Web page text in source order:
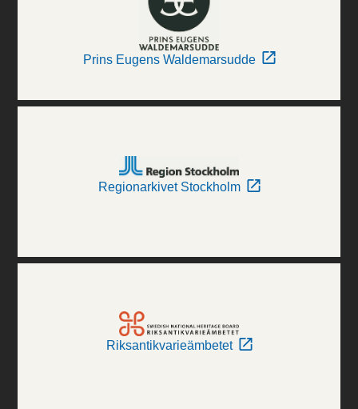
Prins Eugens Waldemarsudde
Regionarkivet Stockholm
Riksantikvarieämbetet